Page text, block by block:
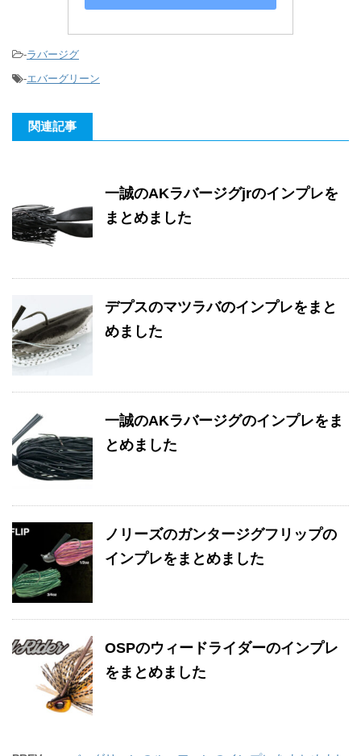
-ラバージグ
-エバーグリーン
関連記事
一誠のAKラバージグjrのインプレを
まとめました
デプスのマツラバのインプレをまと
めました
一誠のAKラバージグのインプレをま
とめました
ノリーズのガンタージグフリップの
インプレをまとめました
OSPのウィードライダーのインプレ
をまとめました